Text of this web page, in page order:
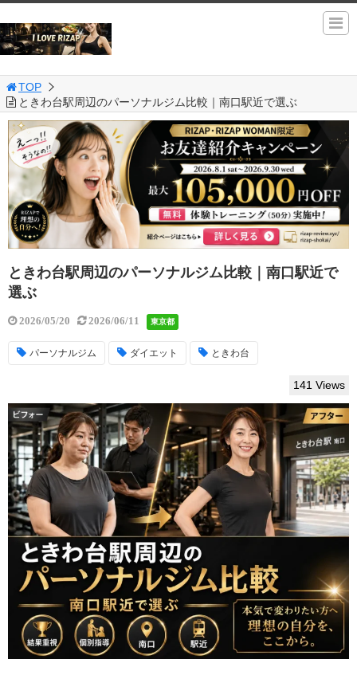
TOP
ときわ台駅周辺のパーソナルジム比較｜南口駅近で選ぶ
ときわ台駅周辺のパーソナルジム比較｜南口駅近で
選ぶ
2026/05/20 2026/06/11 東京都
パーソナルジム ダイエット ときわ台
141 Views